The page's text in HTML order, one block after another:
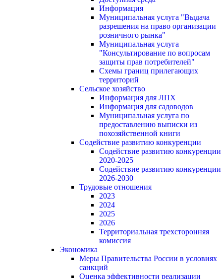
Информация
Муниципальная услуга "Выдача
разрешения на право организации
розничного рынка"
Муниципальная услуга
"Консультирование по вопросам
защиты прав потребителей"
Схемы границ прилегающих
территорий
Сельское хозяйство
Информация для ЛПХ
Информация для садоводов
Муниципальная услуга по
предоставлению выписки из
похозяйственной книги
Содействие развитию конкуренции
Содействие развитию конкуренции
2020-2025
Содействие развитию конкуренции
2026-2030
Трудовые отношения
2023
2024
2025
2026
Территориальная трехсторонняя
комиссия
Экономика
Меры Правительства России в условиях
санкций
Оценка эффективности реализации